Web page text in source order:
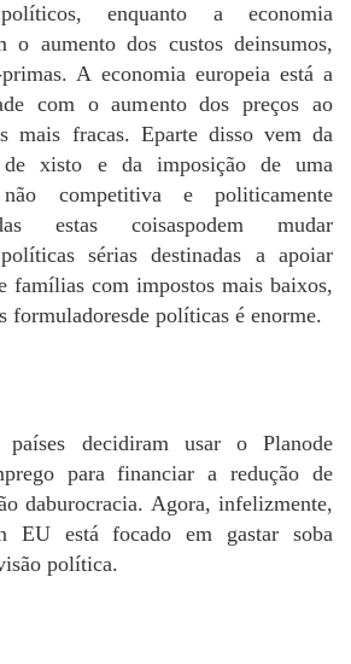
políticos, enquanto a economia
o aumento dos custos deinsumos,
A economia europeia está a
com o aumento dos preços ao
mais fracas. Eparte disso vem da
xisto e da imposição de uma
não competitiva e politicamente
estas coisaspodem mudar
sérias destinadas a apoiar
famílias com impostos mais baixos,
formuladoresde políticas é enorme.
decidiram usar o Planode
para financiar a redução de
daburocracia. Agora, infelizmente,
EU está focado em gastar soba
política.